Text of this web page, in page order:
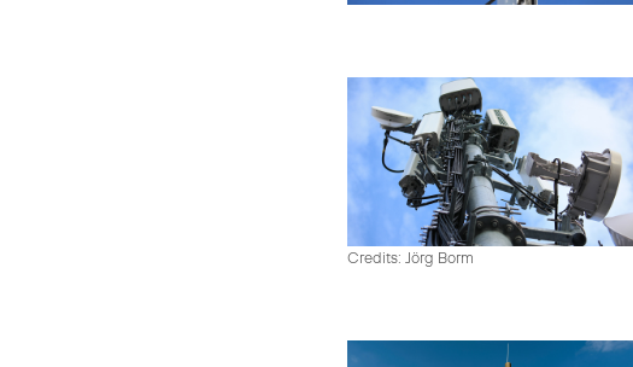
Credits: Jörg Borm